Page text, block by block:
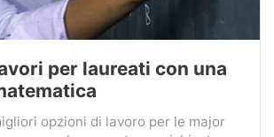
per laureati con una
opzioni di lavoro per le major